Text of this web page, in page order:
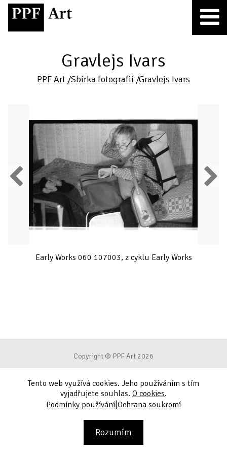
Gravlejs Ivars
PPF Art /Sbírka fotografií /Gravlejs Ivars
Previous
Early Works 060 107003, z cyklu Early Works
Next
Copyright © PPF Art 2026
Podmínky používání
Ochrana soukromí
Tento web využívá cookies. Jeho používáním s tím
vyjadřujete souhlas. O cookies.
Podmínky používání|Ochrana soukromí
Rozumím